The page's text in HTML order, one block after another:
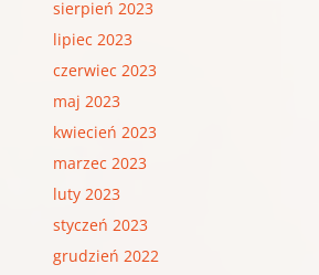
sierpień 2023
lipiec 2023
czerwiec 2023
maj 2023
kwiecień 2023
marzec 2023
luty 2023
styczeń 2023
grudzień 2022